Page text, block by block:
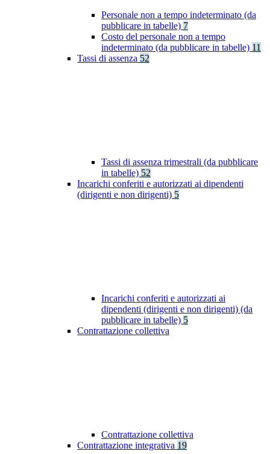
Personale non a tempo indeterminato (da
pubblicare in tabelle) 7
Costo del personale non a tempo
indeterminato (da pubblicare in tabelle) 11
Tassi di assenza 52
Tassi di assenza trimestrali (da pubblicare
in tabelle) 52
Incarichi conferiti e autorizzati ai dipendenti
(dirigenti e non dirigenti) 5
Incarichi conferiti e autorizzati ai
dipendenti (dirigenti e non dirigenti) (da
pubblicare in tabelle) 5
Contrattazione collettiva
Contrattazione collettiva
Contrattazione integrativa 19